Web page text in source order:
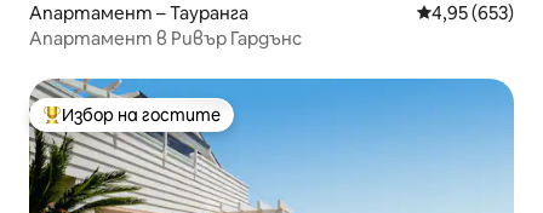
Апартамент – Тауранга Средна
4,95 (653)
Апартамент в Ривър Гардънс
Най-популярен избор на гостите
Избор на гостите